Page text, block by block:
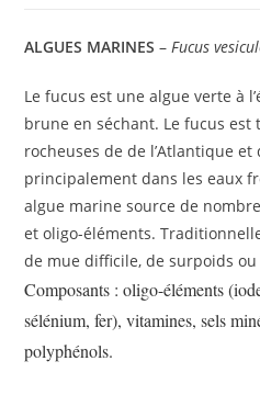
ALGUES MARINES –Fucus
Le fucus est une algue verte à
brune en séchant. Le fucus
rocheuses de de l’Atlantique et
principalement dans les eaux
algue marine source de
et oligo-éléments.
de mue difficile, de surpoids ou
Composants : oligo-éléments
sélénium, fer), vitamines, sels
polyphénols.